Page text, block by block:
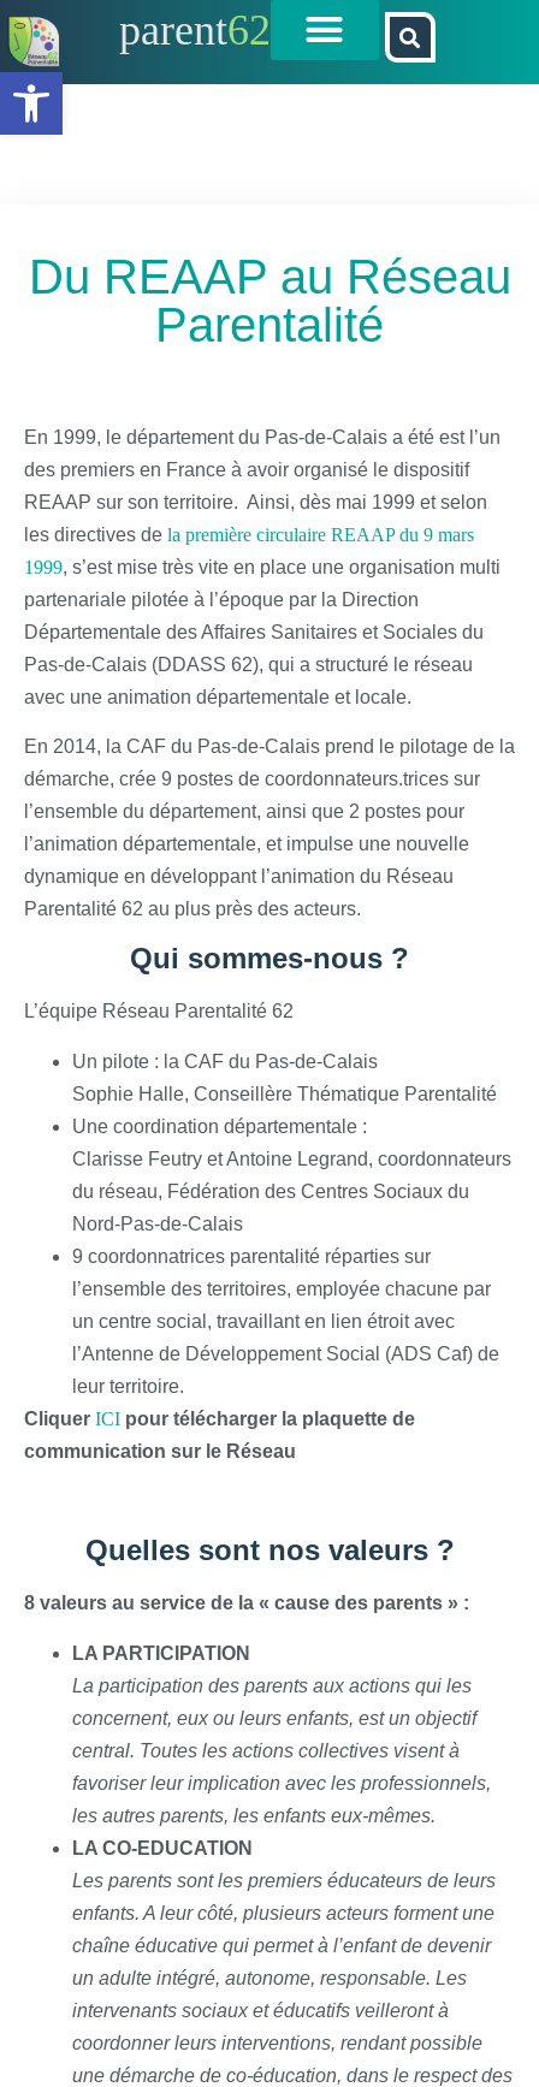
Ouvrir la barre d’outils
parent62
Du REAAP au Réseau
Parentalité
En 1999, le département du Pas-de-Calais a été est l’un
des premiers en France à avoir organisé le dispositif
REAAP sur son territoire. Ainsi, dès mai 1999 et selon
les directives de la première circulaire REAAP du 9 mars
1999, s’est mise très vite en place une organisation multi
partenariale pilotée à l’époque par la Direction
Départementale des Affaires Sanitaires et Sociales du
Pas-de-Calais (DDASS 62), qui a structuré le réseau
avec une animation départementale et locale.
En 2014, la CAF du Pas-de-Calais prend le pilotage de la
démarche, crée 9 postes de coordonnateurs.trices sur
l’ensemble du département, ainsi que 2 postes pour
l’animation départementale, et impulse une nouvelle
dynamique en développant l’animation du Réseau
Parentalité 62 au plus près des acteurs.
Qui sommes-nous ?
L’équipe Réseau Parentalité 62
Un pilote : la CAF du Pas-de-Calais
Sophie Halle, Conseillère Thématique Parentalité
Une coordination départementale :
Clarisse Feutry et Antoine Legrand, coordonnateurs
du réseau, Fédération des Centres Sociaux du
Nord-Pas-de-Calais
9 coordonnatrices parentalité réparties sur
l’ensemble des territoires, employée chacune par
un centre social, travaillant en lien étroit avec
l’Antenne de Développement Social (ADS Caf) de
leur territoire.
Cliquer ICI pour télécharger la plaquette de
communication sur le Réseau
Quelles sont nos valeurs ?
8 valeurs au service de la « cause des parents » :
LA PARTICIPATION
La participation des parents aux actions qui les
concernent, eux ou leurs enfants, est un objectif
central. Toutes les actions collectives visent à
favoriser leur implication avec les professionnels,
les autres parents, les enfants eux-mêmes.
LA CO-EDUCATION
Les parents sont les premiers éducateurs de leurs
enfants. A leur côté, plusieurs acteurs forment une
chaîne éducative qui permet à l’enfant de devenir
un adulte intégré, autonome, responsable. Les
intervenants sociaux et éducatifs veilleront à
coordonner leurs interventions, rendant possible
une démarche de co-éducation, dans le respect des